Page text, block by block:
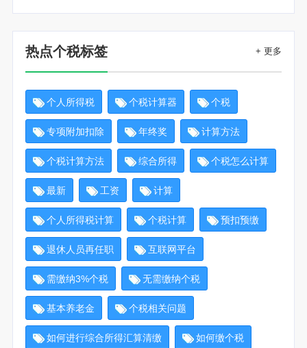
热点个税标签 + 更多
个人所得税 个税计算器 个税
专项附加扣除 年终奖 计算方法
个税计算方法 综合所得 个税怎么计算
最新 工资 计算
个人所得税计算 个税计算 预扣预缴
退休人员再任职 互联网平台
需缴纳3%个税 无需缴纳个税
基本养老金 个税相关问题
如何进行综合所得汇算清缴 如何缴个税